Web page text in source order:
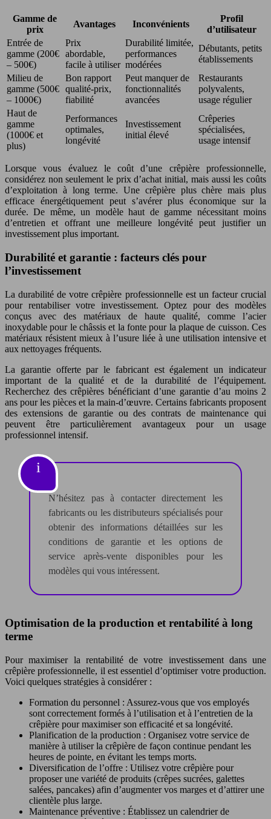
Gamme de
prix
Avantages Inconvénients
Profil
d’utilisateur
Entrée de
gamme (200€
– 500€)
Prix
abordable,
facile à utiliser
Durabilité limitée,
performances
modérées
Débutants, petits
établissements
Milieu de
gamme (500€
– 1000€)
Bon rapport
qualité-prix,
fiabilité
Peut manquer de
fonctionnalités
avancées
Restaurants
polyvalents,
usage régulier
Haut de
gamme
(1000€ et
plus)
Performances
optimales,
longévité
Investissement
initial élevé
Crêperies
spécialisées,
usage intensif
Lorsque vous évaluez le coût d’une crêpière professionnelle,
considérez non seulement le prix d’achat initial, mais aussi les coûts
d’exploitation à long terme. Une crêpière plus chère mais plus
efficace énergétiquement peut s’avérer plus économique sur la
durée. De même, un modèle haut de gamme nécessitant moins
d’entretien et offrant une meilleure longévité peut justifier un
investissement plus important.
Durabilité et garantie : facteurs clés pour
l’investissement
La durabilité de votre crêpière professionnelle est un facteur crucial
pour rentabiliser votre investissement. Optez pour des modèles
conçus avec des matériaux de haute qualité, comme l’acier
inoxydable pour le châssis et la fonte pour la plaque de cuisson. Ces
matériaux résistent mieux à l’usure liée à une utilisation intensive et
aux nettoyages fréquents.
La garantie offerte par le fabricant est également un indicateur
important de la qualité et de la durabilité de l’équipement.
Recherchez des crêpières bénéficiant d’une garantie d’au moins 2
ans pour les pièces et la main-d’œuvre. Certains fabricants proposent
des extensions de garantie ou des contrats de maintenance qui
peuvent être particulièrement avantageux pour un usage
professionnel intensif.
N’hésitez pas à contacter directement les
fabricants ou les distributeurs spécialisés pour
obtenir des informations détaillées sur les
conditions de garantie et les options de
service après-vente disponibles pour les
modèles qui vous intéressent.
Optimisation de la production et rentabilité à long
terme
Pour maximiser la rentabilité de votre investissement dans une
crêpière professionnelle, il est essentiel d’optimiser votre production.
Voici quelques stratégies à considérer :
Formation du personnel : Assurez-vous que vos employés
sont correctement formés à l’utilisation et à l’entretien de la
crêpière pour maximiser son efficacité et sa longévité.
Planification de la production : Organisez votre service de
manière à utiliser la crêpière de façon continue pendant les
heures de pointe, en évitant les temps morts.
Diversification de l’offre : Utilisez votre crêpière pour
proposer une variété de produits (crêpes sucrées, galettes
salées, pancakes) afin d’augmenter vos marges et d’attirer une
clientèle plus large.
Maintenance préventive : Établissez un calendrier de